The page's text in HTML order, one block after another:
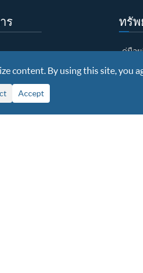
ร
รมเนียม
ทรัพ
คู่มือ
ดาว
content. By using this site, you
Accept